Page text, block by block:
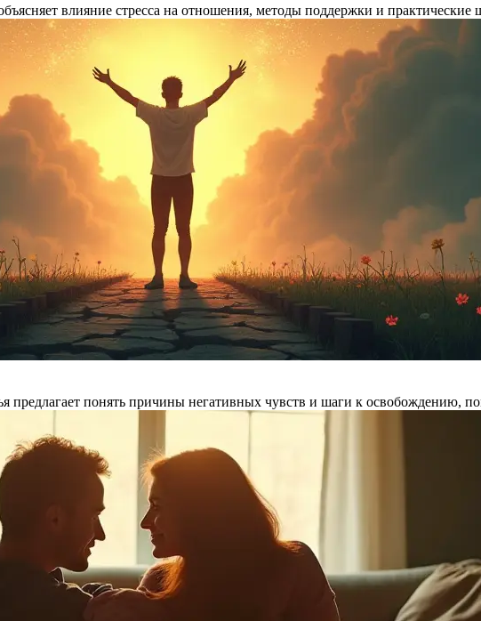
влияние стресса на отношения, методы поддержки и
предлагает понять причины негативных чувств и шаги к освобождению,